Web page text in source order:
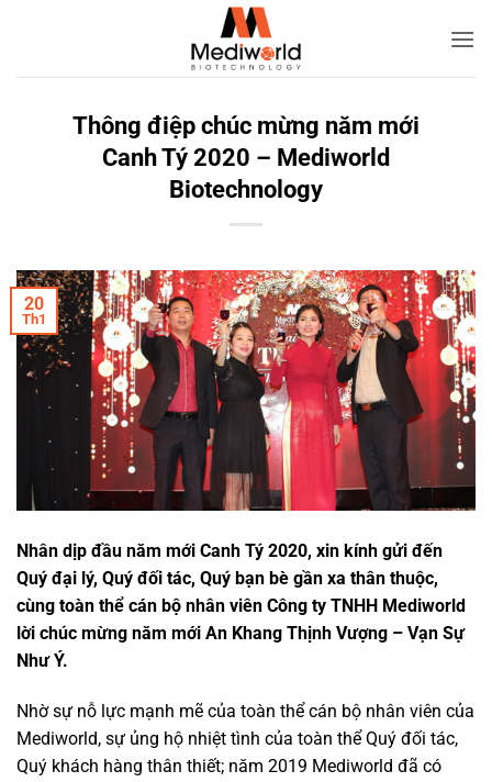
Thông điệp chúc mừng năm mới
Canh Tý 2020 – Mediworld
Biotechnology
20
Th1
Nhân dịp đầu năm mới Canh Tý 2020, xin kính gửi đến
Quý đại lý, Quý đối tác, Quý bạn bè gần xa thân thuộc,
cùng toàn thể cán bộ nhân viên Công ty TNHH Mediworld
lời chúc mừng năm mới An Khang Thịnh Vượng – Vạn Sự
Như Ý.
Nhờ sự nỗ lực mạnh mẽ của toàn thể cán bộ nhân viên của
Mediworld, sự ủng hộ nhiệt tình của toàn thể Quý đối tác,
Quý khách hàng thân thiết; năm 2019 Mediworld đã có